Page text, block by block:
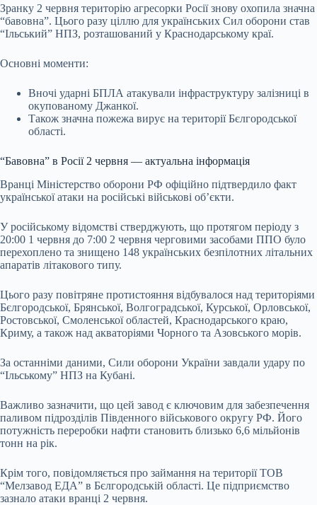
Зранку 2 червня територію агресорки Росії знову охопила значна
“бавовна”. Цього разу ціллю для українських Сил оборони став
“Ільський” НПЗ, розташований у Краснодарському краї.
Основні моменти:
Вночі ударні БПЛА атакували інфраструктуру залізниці в
окупованому Джанкої.
Також значна пожежа вирує на території Бєлгородської
області.
“Бавовна” в Росії 2 червня — актуальна інформація
Вранці Міністерство оборони РФ офіційно підтвердило факт
українськоїатаки на російські військові об’єкти.
У російському відомстві стверджують, що протягом періоду з
20:00 1 червня до 7:00 2 червня черговими засобами ППО було
перехоплено та знищено 148 українських безпілотних літальних
апаратів літакового типу.
Цього разу повітряне протистояння відбувалося над територіями
Бєлгородської, Брянської, Волгоградської, Курської, Орловської,
Ростовської, Смоленської областей, Краснодарського краю,
Криму, а також над акваторіями Чорного та Азовського морів.
За останніми даними, Сили оборони України завдали удару по
“Ільському” НПЗ на Кубані.
Важливо зазначити, що цей завод є ключовим для забезпечення
паливом підрозділів Південного військового округу РФ. Його
потужність переробки нафти становить близько 6,6 мільйонів
тонн на рік.
Крім того, повідомляється про займання на території ТОВ
“Мелзавод ЕДА” в Бєлгородській області. Це підприємство
зазнало атаки вранці 2 червня.